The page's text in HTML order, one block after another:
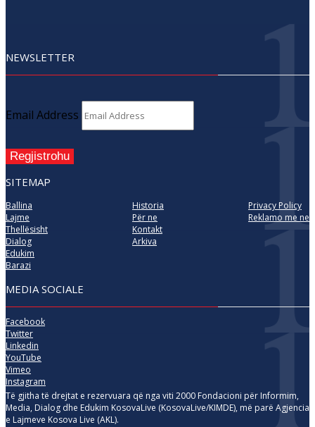
NEWSLETTER
Email Address
Regjistrohu
SITEMAP
Ballina
Lajme
Thellësisht
Dialog
Edukim
Barazi
Historia
Për ne
Kontakt
Arkiva
Privacy Policy
Reklamo me ne
MEDIA SOCIALE
Facebook
Twitter
Linkedin
YouTube
Vimeo
Instagram
Të gjitha të drejtat e rezervuara që nga viti 2000 Fondacioni për Informim,
Media, Dialog dhe Edukim KosovaLive (KosovaLive/KIMDE), më parë Agjencia
e Lajmeve Kosova Live (AKL).